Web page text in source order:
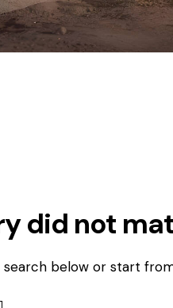
did not
search below or start